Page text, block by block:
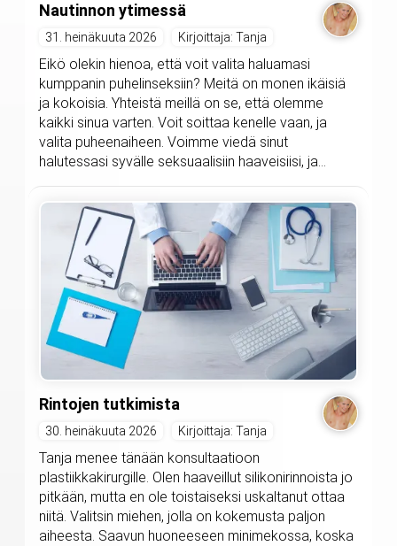
Nautinnon ytimessä
31. heinäkuuta 2026 Kirjoittaja: Tanja
Eikö olekin hienoa, että voit valita haluamasi
kumppanin puhelinseksiin? Meitä on monen ikäisiä
ja kokoisia. Yhteistä meillä on se, että olemme
kaikki sinua varten. Voit soittaa kenelle vaan, ja
valita puheenaiheen. Voimme viedä sinut
halutessasi syvälle seksuaalisiin haaveisiisi, ja...
Rintojen tutkimista
30. heinäkuuta 2026 Kirjoittaja: Tanja
Tanja menee tänään konsultaatioon
plastiikkakirurgille. Olen haaveillut silikonirinnoista jo
pitkään, mutta en ole toistaiseksi uskaltanut ottaa
niitä. Valitsin miehen, jolla on kokemusta paljon
aiheesta. Saavun huoneeseen minimekossa, koska